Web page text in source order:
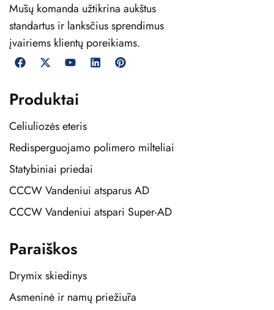
Mūsų komanda užtikrina aukštus
standartus ir lanksčius sprendimus
įvairiems klientų poreikiams.
Produktai
Celiuliozės eteris
Redisperguojamo polimero milteliai
Statybiniai priedai
CCCW Vandeniui atsparus AD
CCCW Vandeniui atspari Super-AD
Paraiškos
Drymix skiedinys
Asmeninė ir namų priežiūra